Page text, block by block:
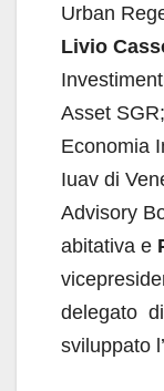
Urban
Livio
Asset SGR;
Economia
Iuav di
Advisory
abitativa e
delegato
sviluppato